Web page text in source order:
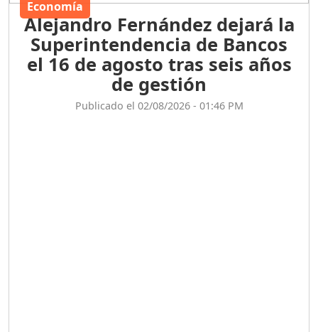
Economía
Alejandro Fernández dejará la
Superintendencia de Bancos
el 16 de agosto tras seis años
de gestión
Publicado el 02/08/2026 - 01:46 PM